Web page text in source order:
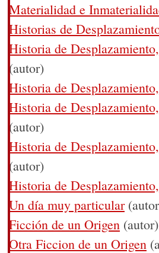
Materialidad e
Historias de
Historia de
(autor)
Historia de
Historia de
(autor)
Historia de
(autor)
Historia de
Un día muy particular
Ficción de un Origen (autor)
Otra Ficcion de un Origen